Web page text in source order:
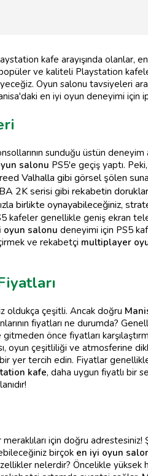
kafe arayışında olanlar,
ve kaliteli Playstation
Oyun salonu tavsiyeleri
en iyi oyun deneyimi için
sunduğu üstün
salonu PS5'e geçiş yaptı.
Valhalla gibi görsel şölen
serisi gibi rekabetin
birlikte oynayabileceğiniz,
kafeler genellikle geniş ekran
oyun salonu deneyimi için PS5
ve rekabetçi multiplayer
oldukça çeşitli. Ancak doğru
fiyatları ne durumda?
önce fiyatları
oyun çeşitliliği ve atmosferine
yer tercih edin. Fiyatlar
kafe, daha uygun fiyatlı bir
için doğru adrestesiniz!
birçok en iyi oyun
nelerdir? Öncelikle yüksek